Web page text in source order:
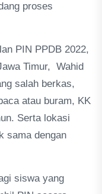
proses
PIN PPDB 2022,
Timur, Wahid
salah berkas,
atau buram, KK
Serta lokasi
sama dengan
siswa yang